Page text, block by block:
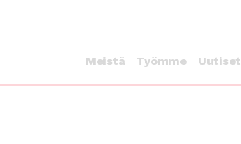
Meistä Työmme Uutiset